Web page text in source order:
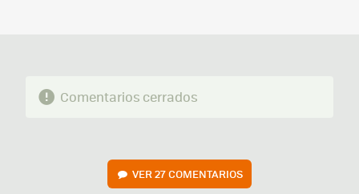
Comentarios cerrados
VER27 COMENTARIOS